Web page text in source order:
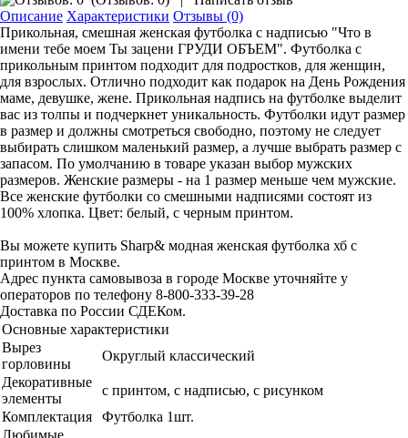
Описание Характеристики Отзывы (0)
Прикольная, смешная женская футболка с надписью "Что в
имени тебе моем Ты зацени ГРУДИ ОБЪЕМ". Футболка с
прикольным принтом подходит для подростков, для женщин,
для взрослых. Отлично подходит как подарок на День Рождения
маме, девушке, жене. Прикольная надпись на футболке выделит
вас из толпы и подчеркнет уникальность. Футболки идут размер
в размер и должны смотреться свободно, поэтому не следует
выбирать слишком маленький размер, а лучше выбрать размер с
запасом. По умолчанию в товаре указан выбор мужских
размеров. Женские размеры - на 1 размер меньше чем мужские.
Все женские футболки со смешными надписями состоят из
100% хлопка. Цвет: белый, с черным принтом.
Вы можете купить Sharp& модная женская футболка хб с
принтом в Москве.
Адрес пункта самовывоза в городе Москве уточняйте у
операторов по телефону 8-800-333-39-28
Доставка по России СДЕКом.
Основные характеристики
Вырез
горловины
Округлый классический
Декоративные
элементы
с принтом, с надписью, с рисунком
Комплектация
Футболка 1шт.
Любимые